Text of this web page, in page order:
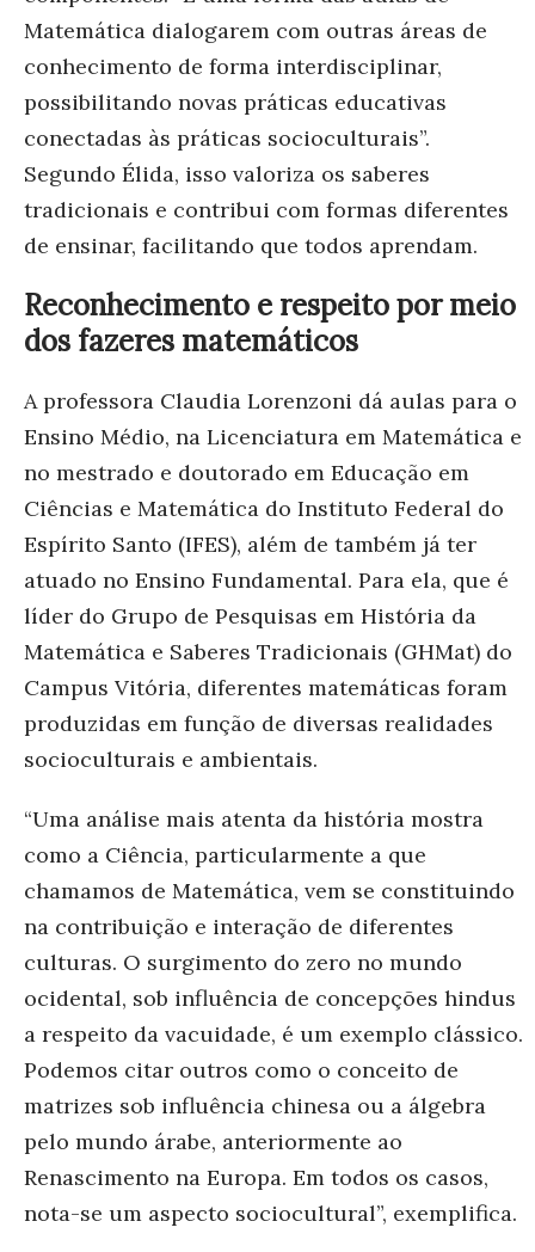
Matemática dialogarem com outras áreas de
conhecimento de forma interdisciplinar,
possibilitando novas práticas educativas
conectadas às práticas socioculturais”.
Segundo Élida, isso valoriza os saberes
tradicionais e contribui com formas diferentes
de ensinar, facilitando que todos aprendam.
Reconhecimento e respeito por meio
dos fazeres matemáticos
A professora Claudia Lorenzoni dá aulas para o
Ensino Médio, na Licenciatura em Matemática e
no mestrado e doutorado em Educação em
Ciências e Matemática do Instituto Federal do
Espírito Santo (IFES), além de também já ter
atuado no Ensino Fundamental. Para ela, que é
líder do Grupo de Pesquisas em História da
Matemática e Saberes Tradicionais (GHMat) do
Campus Vitória, diferentes matemáticas foram
produzidas em função de diversas realidades
socioculturais e ambientais.
“Uma análise mais atenta da história mostra
como a Ciência, particularmente a que
chamamos de Matemática, vem se constituindo
na contribuição e interação de diferentes
culturas. O surgimento do zero no mundo
ocidental, sob influência de concepções hindus
a respeito da vacuidade, é um exemplo clássico.
Podemos citar outros como o conceito de
matrizes sob influência chinesa ou a álgebra
pelo mundo árabe, anteriormente ao
Renascimento na Europa. Em todos os casos,
nota-se um aspecto sociocultural”, exemplifica.